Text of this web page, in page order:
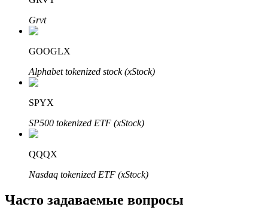
Bitrue Партнеры
Grvt
GOOGLX
Alphabet tokenized stock (xStock)
SPYX
SP500 tokenized ETF (xStock)
QQQX
Nasdaq tokenized ETF (xStock)
Часто задаваемые вопросы